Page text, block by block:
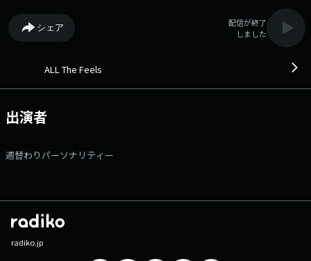
します！ 【プレイリストテーマ / 登場メンバー】 7/6（月）
Memory by TAKI（進行：TAKI ＆ NOSUKE ） 7/7（火） Heart by
SHIGETORA （進行：SHIGETORA & TAKI ） 7/8（水） Dream by AOI
行：NOSUKE & AOI ） お楽しみに！?? - 番組説明 - 週替りのセレ
ャンや俳優、タレントや文化人が 様々なジャンルのおすすめ楽曲で
NACK5の夜をプロデュースします。 永遠のスタンダードナンバーや新た
たちをお届けします。 ♪番組Xアカウントは_ @feels795 番組の感想
は、ハッシュタグ_ #feels795 _を付けてポストして下さい！！ 【メ
シェア
配信が終了
しました
ALL The Feels
出演者
週替わりパーソナリティー
radiko.jp